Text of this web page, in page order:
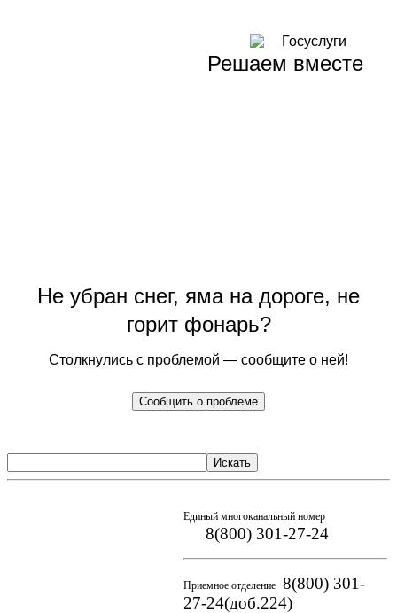
Решаем вместе
Не убран снег, яма на дороге, не
горит фонарь?
Столкнулись с проблемой — сообщите о ней!
Сообщить о проблеме
Искать
Единый многоканальный номер
8(800) 301-27-24
Приемное отделение 8(800) 301-
27-24(доб.224)